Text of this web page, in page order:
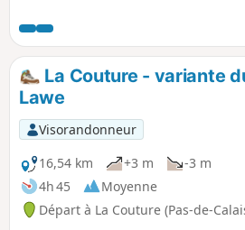
La Couture - variante
Lawe
Visorandonneur
16,54 km
+3 m
-3 m
4h 45
Moyenne
Départ à La Couture (Pas-de-